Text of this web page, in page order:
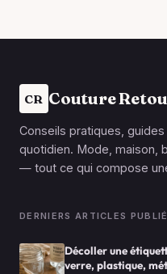
CR Couture
Conseils pratiques,
quotidien. Mode, maison,
— tout ce qui compose
DERNIERS ARTICLES
Décoller une
verre, plastique,